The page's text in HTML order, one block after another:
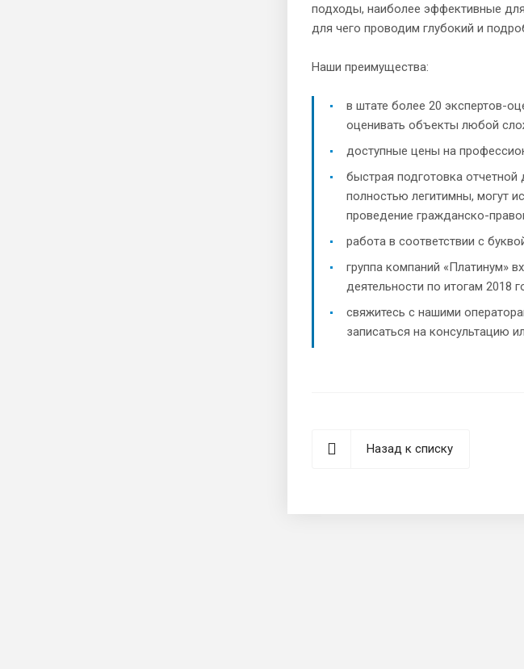
подходы, наиболее эффективные для
для чего проводим глубокий и
Наши преимущества:
в штате более 20 экспертов-
оценивать объекты любой
доступные цены на
быстрая подготовка
полностью легитимны, могут
проведение гражданско-
работа в соответствии с
группа компаний «Платинум»
деятельности по итогам 2018
свяжитесь с нашими
записаться на консультацию
Назад к списку